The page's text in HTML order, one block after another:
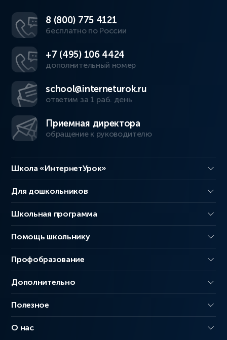
8 (800) 775 4121
бесплатно по России
+7 (495) 106 4424
дополнительный номер
school@interneturok.ru
ответим за 1 раб. день
Приемная директора
обращение к руководителю
Школа «ИнтернетУрок»
Для дошкольников
Школьная программа
Помощь школьнику
Профобразование
Дополнительно
Полезное
О нас